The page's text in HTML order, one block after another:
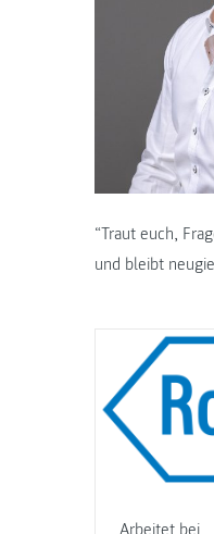
“Traut euch,
und bleibt
Arbeitet bei